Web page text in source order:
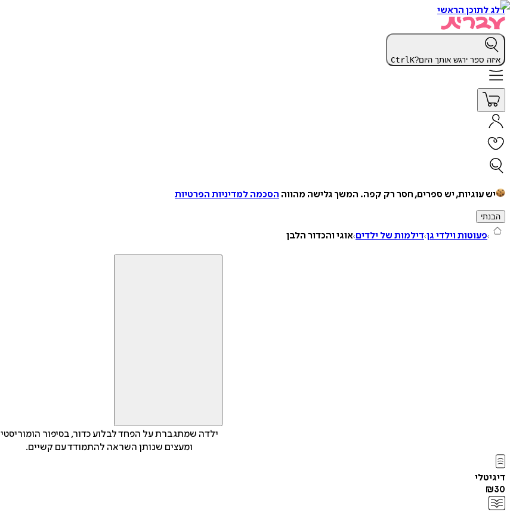
דלג לתוכן הראשי
איזה ספר ירגש אותך היום? CtrlK
יש עוגיות, יש ספרים, חסר רק קפה. המשך גלישה מהווה הסכמה למדיניות הפרטיות
הבנתי
פעוטות וילדי גן דילמות של ילדים אוגי והכדור הלבן
ילדה שמתגברת על הפחד לבלוע כדור, בסיפור הומוריסטי
ומעצים שנותן השראה להתמודד עם קשיים.
דיגיטלי
₪30